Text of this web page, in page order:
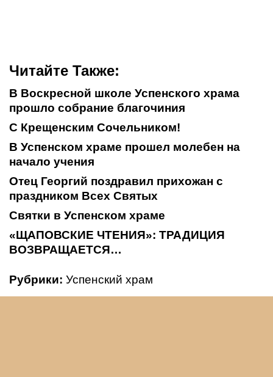
Читайте Также:
В Воскресной школе Успенского храма
прошло собрание благочиния
С Крещенским Сочельником!
В Успенском храме прошел молебен на
начало учения
Отец Георгий поздравил прихожан с
праздником Всех Святых
Святки в Успенском храме
«ЩАПОВСКИЕ ЧТЕНИЯ»: ТРАДИЦИЯ
ВОЗВРАЩАЕТСЯ…
Рубрики: Успенский храм